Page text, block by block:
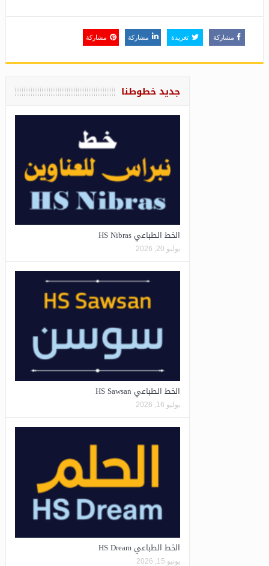
مشاركة تغريدة مشاركة مشاركة
جديد خطوطنا
الخط الطباعي HS Nibras
يوليو 20, 2026
الخط الطباعي HS Sawsan
يوليو 16, 2026
الخط الطباعي HS Dream
يونيو 15, 2026